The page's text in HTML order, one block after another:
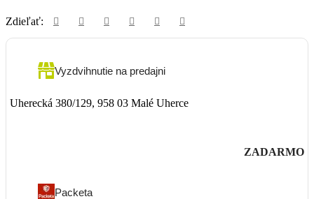
Zdieľať:
Vyzdvihnutie na predajni
Uherecká 380/129, 958 03 Malé Uherce
ZADARMO
Packeta